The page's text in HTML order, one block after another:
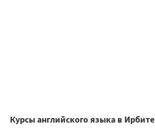
Курсы английского языка в Ирбите